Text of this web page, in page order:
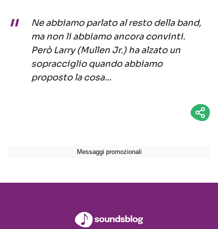
Ne abbiamo parlato al resto della band,
ma non li abbiamo ancora convinti.
Però Larry (Mullen Jr.) ha alzato un
sopracciglio quando abbiamo
proposto la cosa…